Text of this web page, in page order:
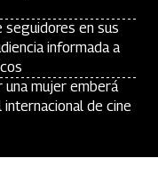
seguidores en sus
informada a
mujer emberá
de cine